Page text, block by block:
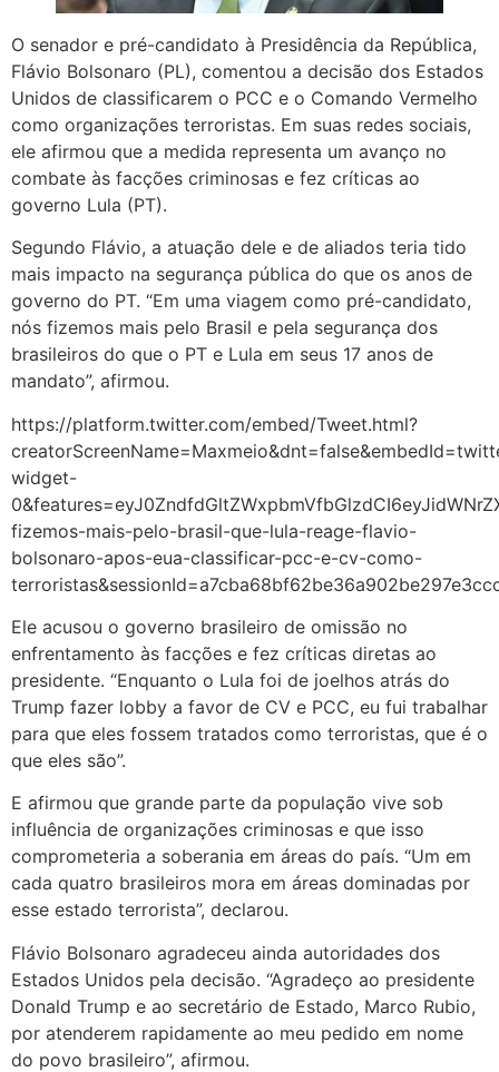
O senador e pré-candidato à Presidência da República,
Flávio Bolsonaro (PL), comentou a decisão dos Estados
Unidos de classificarem o PCC e o Comando Vermelho
como organizações terroristas. Em suas redes sociais,
ele afirmou que a medida representa um avanço no
combate às facções criminosas e fez críticas ao
governo Lula (PT).
Segundo Flávio, a atuação dele e de aliados teria tido
mais impacto na segurança pública do que os anos de
governo do PT. “Em uma viagem como pré-candidato,
nós fizemos mais pelo Brasil e pela segurança dos
brasileiros do que o PT e Lula em seus 17 anos de
mandato”, afirmou.
https://platform.twitter.com/embed/Tweet.html?
widget-
fizemos-mais-pelo-brasil-que-lula-reage-flavio-
bolsonaro-apos-eua-classificar-pcc-e-cv-como-
Ele acusou o governo brasileiro de omissão no
enfrentamento às facções e fez críticas diretas ao
presidente. “Enquanto o Lula foi de joelhos atrás do
Trump fazer lobby a favor de CV e PCC, eu fui trabalhar
para que eles fossem tratados como terroristas, que é o
que eles são”.
E afirmou que grande parte da população vive sob
influência de organizações criminosas e que isso
comprometeria a soberania em áreas do país. “Um em
cada quatro brasileiros mora em áreas dominadas por
esse estado terrorista”, declarou.
Flávio Bolsonaro agradeceu ainda autoridades dos
Estados Unidos pela decisão. “Agradeço ao presidente
Donald Trump e ao secretário de Estado, Marco Rubio,
por atenderem rapidamente ao meu pedido em nome
do povo brasileiro”, afirmou.